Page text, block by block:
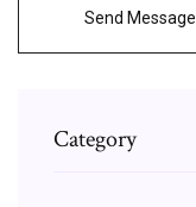
Send Message
Category